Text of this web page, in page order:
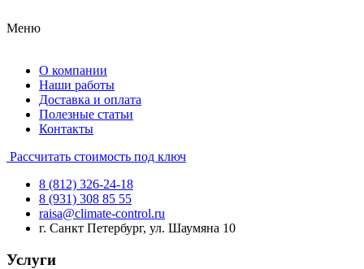
Меню
О компании
Наши работы
Доставка и оплата
Полезные статьи
Контакты
Рассчитать стоимость под ключ
8 (812) 326-24-18
8 (931) 308 85 55
raisa@climate-control.ru
г. Санкт Петербург, ул. Шаумяна 10
Услуги